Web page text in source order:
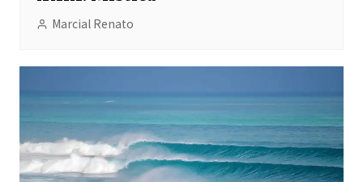
Marcial Renato